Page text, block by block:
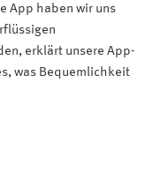
App haben wir uns
erklärt unsere App-
was Bequemlichkeit